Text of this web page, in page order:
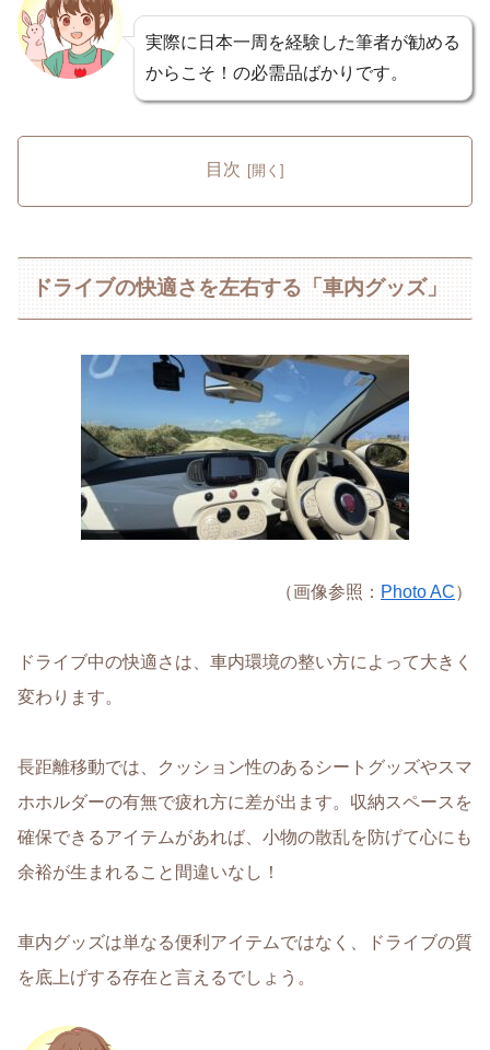
実際に日本一周を経験した筆者が勧める
からこそ！の必需品ばかりです。
目次
ドライブの快適さを左右する「車内グッズ」
（画像参照： Photo AC）
ドライブ中の快適さは、車内環境の整い方によって大きく
変わります。
長距離移動では、クッション性のあるシートグッズやスマ
ホホルダーの有無で疲れ方に差が出ます。 収納スペースを
確保できるアイテムがあれば、小物の散乱を防げて心にも
余裕が生まれること間違いなし！
車内グッズは単なる便利アイテムではなく、ドライブの質
を底上げする存在と言えるでしょう。